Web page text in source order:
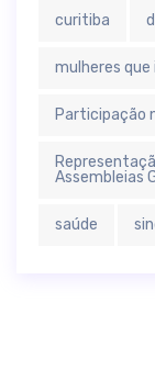
curitiba
mulheres que
Participação
Assembleias
saúde